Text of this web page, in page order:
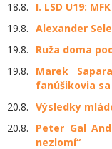
18.8.
I. LSD U19:
19.8. Alexander
19.8.
Ruža doma
19.8.
Marek
fanúšikovia
20.8. Výsledky
20.8.
Peter Gal
nezlomí“